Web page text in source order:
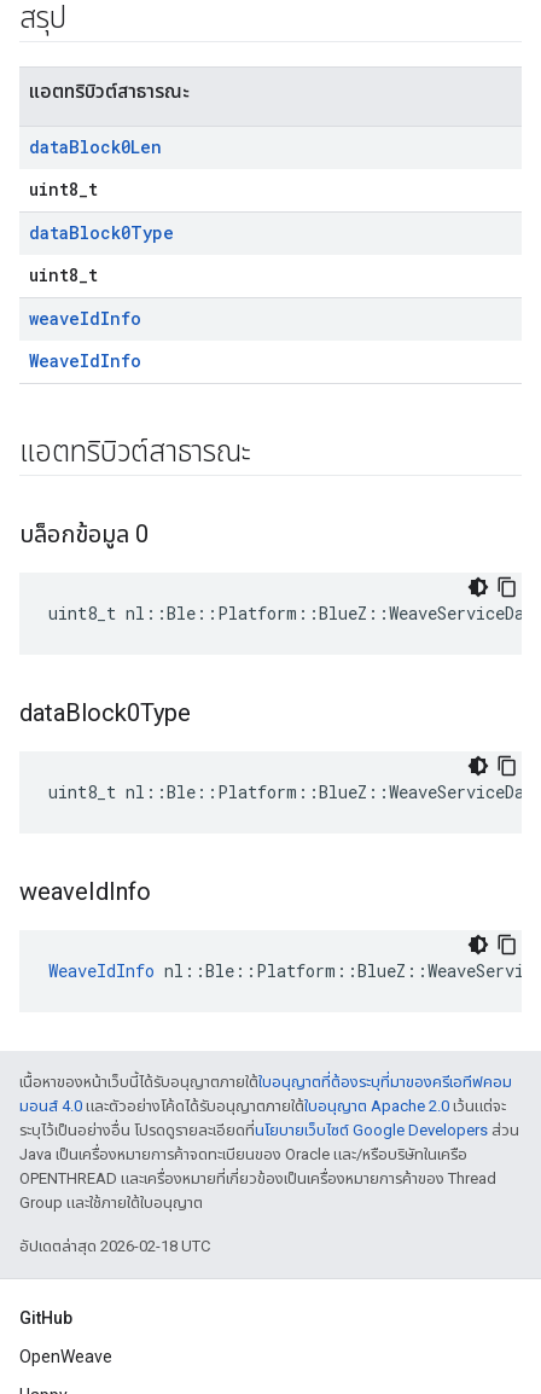
สรุป
แอตทริบิวต์สาธารณะ
dataBlock0Len
uint8_t
dataBlock0Type
uint8_t
weaveIdInfo
WeaveIdInfo
แอตทริบิวต์สาธารณะ
บล็อกข้อมูล 0
uint8_t
dataBlock0Type
uint8_t
weaveIdInfo
WeaveIdInfo
เนื้อหาของหน้าเว็บนี้ได้รับอนุญาตภายใต้ใบอนุญาตที่ต้องระบุที่มาของครีเอทีฟคอม
มอนส์ 4.0 และตัวอย่างโค้ดได้รับอนุญาตภายใต้ใบอนุญาต Apache 2.0 เว้นแต่จะ
ระบุไว้เป็นอย่างอื่น โปรดดูรายละเอียดที่นโยบายเว็บไซต์ Google Developers ส่วน
Java เป็นเครื่องหมายการค้าจดทะเบียนของ Oracle และ/หรือบริษัทในเครือ
OPENTHREAD และเครื่องหมายที่เกี่ยวข้องเป็นเครื่องหมายการค้าของ Thread
Group และใช้ภายใต้ใบอนุญาต
อัปเดตล่าสุด 2026-02-18 UTC
GitHub
OpenWeave